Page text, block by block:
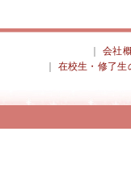
会社
在校生・修了生